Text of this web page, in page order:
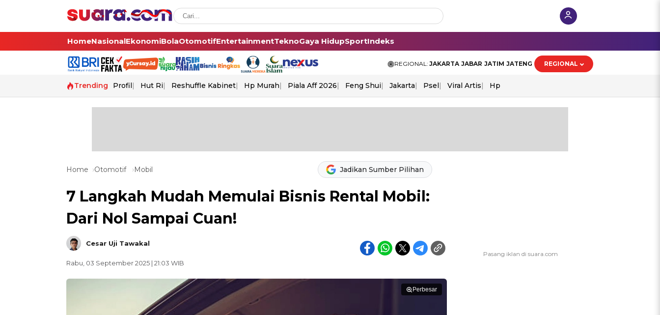
HomeNasionalEkonomiBolaOtomotifEntertainmentTeknoGaya HidupSportIndeks
REGIONAL: JAKARTA JABAR JATIM JATENG REGIONAL
Trending Profil Hut Ri Reshuffle Kabinet Hp Murah Piala Aff 2026 Feng Shui Jakarta Psel Viral Artis Hp
Home Otomotif Mobil Jadikan Sumber Pilihan
7 Langkah Mudah Memulai Bisnis Rental Mobil:
Dari Nol Sampai Cuan!
Cesar Uji Tawakal
Rabu, 03 September 2025 | 21:03 WIB
Perbesar